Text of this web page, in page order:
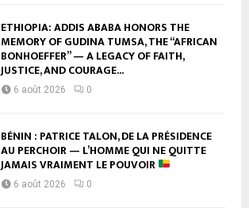
ETHIOPIA: ADDIS ABABA HONORS THE
MEMORY OF GUDINA TUMSA, THE “AFRICAN
BONHOEFFER” — A LEGACY OF FAITH,
JUSTICE, AND COURAGE...
6 août 2026 0
BÉNIN : PATRICE TALON, DE LA PRÉSIDENCE
AU PERCHOIR — L’HOMME QUI NE QUITTE
JAMAIS VRAIMENT LE POUVOIR
6 août 2026 0